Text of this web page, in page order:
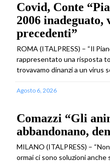
Covid, Conte
2006 inadeguato,
precedenti”
ROMA (ITALPRESS) – “Il
rappresentato una risposta
trovavamo dinanzi a un virus
Agosto 6, 2026
Comazzi “Gli
abbandonano,
MILANO (ITALPRESS) –
ormai ci sono soluzioni